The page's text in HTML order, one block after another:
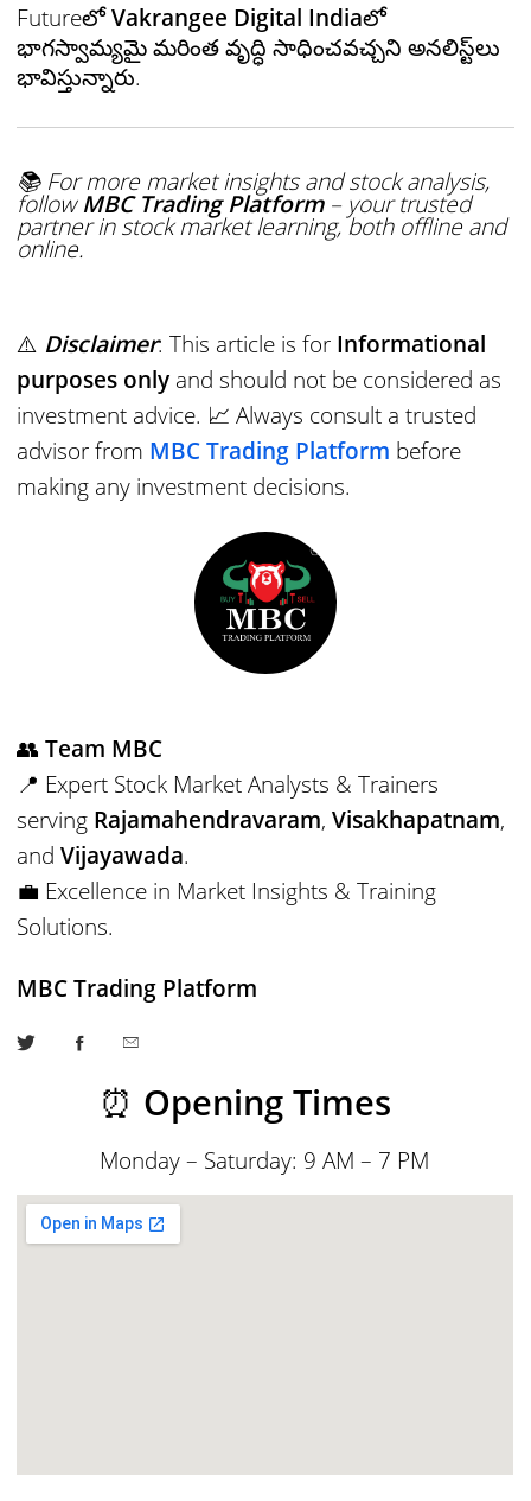
FutureలోVakrangee Digital Indiaలో
భాగస్వామ్యమై మరింత వృద్ధి సాధించవచ్చని అనలిస్ట్‌లు
భావిస్తున్నారు.
📚 For more market insights and stock analysis,
followMBC Trading Platform– your trusted
partner in stock market learning, both offline and
online.
⚠️ Disclaimer: This article is for Informational
purposes only and should not be considered as
investment advice. 📈 Always consult a trusted
advisor from MBC Trading Platform before
making any investment decisions.
👥Team MBC
📍 Expert Stock Market Analysts & Trainers
serving Rajamahendravaram,Visakhapatnam,
andVijayawada.
💼 Excellence in Market Insights & Training
Solutions.
MBC Trading Platform
⏰ Opening Times
Monday – Saturday: 9 AM – 7 PM